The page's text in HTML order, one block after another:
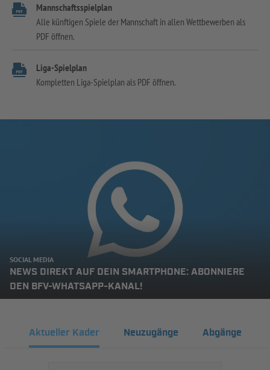
Mannschaftsspielplan
Alle künftigen Spiele der Mannschaft in allen Wettbewerben als
PDF öffnen.
Liga-Spielplan
Kompletten Liga-Spielplan als PDF öffnen.
SOCIAL MEDIA
NEWS DIREKT AUF DEIN SMARTPHONE: ABONNIERE
DEN BFV-WHATSAPP-KANAL!
Aktueller Kader Neuzugänge Abgänge